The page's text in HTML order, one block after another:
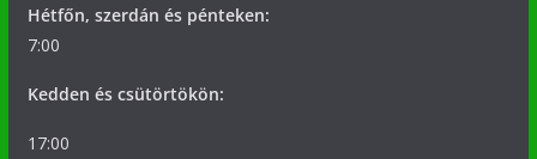
Hétfőn, szerdán és pénteken:
7:00
Kedden és csütörtökön:
17:00